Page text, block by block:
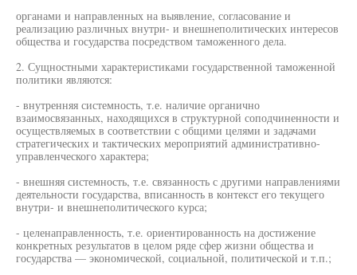
органами и направленных на выявление, согласование и
реализацию различных внутри- и внешнеполитических интересов
общества и государства посредством таможенного дела.
2. Сущностными характеристиками государственной таможенной
политики являются:
- внутренняя системность, т.е. наличие органично
взаимосвязанных, находящихся в структурной соподчиненности и
осуществляемых в соответствии с общими целями и задачами
стратегических и тактических мероприятий административно-
управленческого характера;
- внешняя системность, т.е. связанность с другими направлениями
деятельности государства, вписанность в контекст его текущего
внутри- и внешнеполитического курса;
- целенаправленность, т.е. ориентированность на достижение
конкретных результатов в целом ряде сфер жизни общества и
государства — экономической, социальной, политической и т.п.;